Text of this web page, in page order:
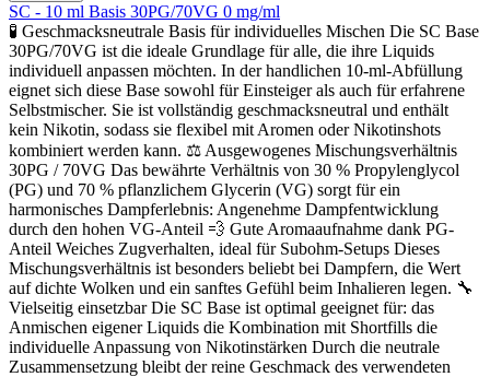
SC - 10 ml Basis 30PG/70VG 0 mg/ml
🧪 Geschmacksneutrale Basis für individuelles Mischen Die SC Base
30PG/70VG ist die ideale Grundlage für alle, die ihre Liquids
individuell anpassen möchten. In der handlichen 10-ml-Abfüllung
eignet sich diese Base sowohl für Einsteiger als auch für erfahrene
Selbstmischer. Sie ist vollständig geschmacksneutral und enthält
kein Nikotin, sodass sie flexibel mit Aromen oder Nikotinshots
kombiniert werden kann. ⚖️ Ausgewogenes Mischungsverhältnis
30PG / 70VG Das bewährte Verhältnis von 30 % Propylenglycol
(PG) und 70 % pflanzlichem Glycerin (VG) sorgt für ein
harmonisches Dampferlebnis: Angenehme Dampfentwicklung
durch den hohen VG-Anteil 💨 Gute Aromaaufnahme dank PG-
Anteil Weiches Zugverhalten, ideal für Subohm-Setups Dieses
Mischungsverhältnis ist besonders beliebt bei Dampfern, die Wert
auf dichte Wolken und ein sanftes Gefühl beim Inhalieren legen. 🔧
Vielseitig einsetzbar Die SC Base ist optimal geeignet für: das
Anmischen eigener Liquids die Kombination mit Shortfills die
individuelle Anpassung von Nikotinstärken Durch die neutrale
Zusammensetzung bleibt der reine Geschmack des verwendeten